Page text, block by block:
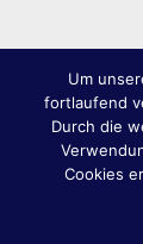
Um
fortlaufend
Durch die
Cookies